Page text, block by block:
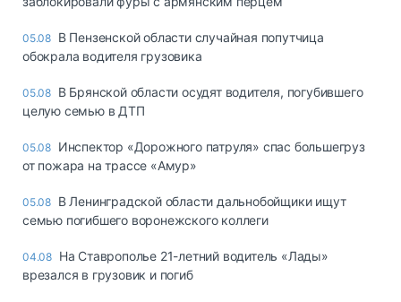
05.08 В Пензенской области случайная попутчица
обокрала водителя грузовика
05.08 В Брянской области осудят водителя, погубившего
целую семью в ДТП
05.08 Инспектор «Дорожного патруля» спас большегруз
от пожара на трассе «Амур»
05.08 В Ленинградской области дальнобойщики ищут
семью погибшего воронежского коллеги
04.08 На Ставрополье 21-летний водитель «Лады»
врезался в грузовик и погиб